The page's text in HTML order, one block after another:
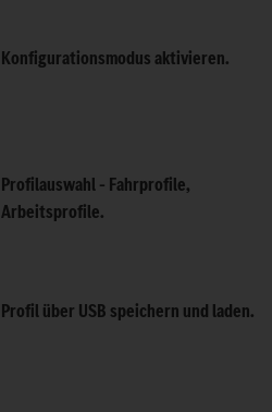
Konfigurationsmodus aktivieren.
Profilauswahl – Fahrprofile,
Arbeitsprofile.
Profil über USB speichern und laden.